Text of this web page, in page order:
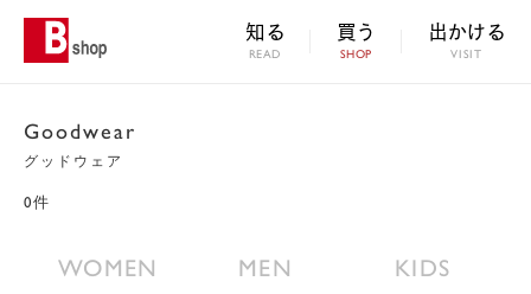
知る
READ
買う
SHOP
出かける
VISIT
Goodwear
グッドウェア
0件
WOMEN MEN KIDS